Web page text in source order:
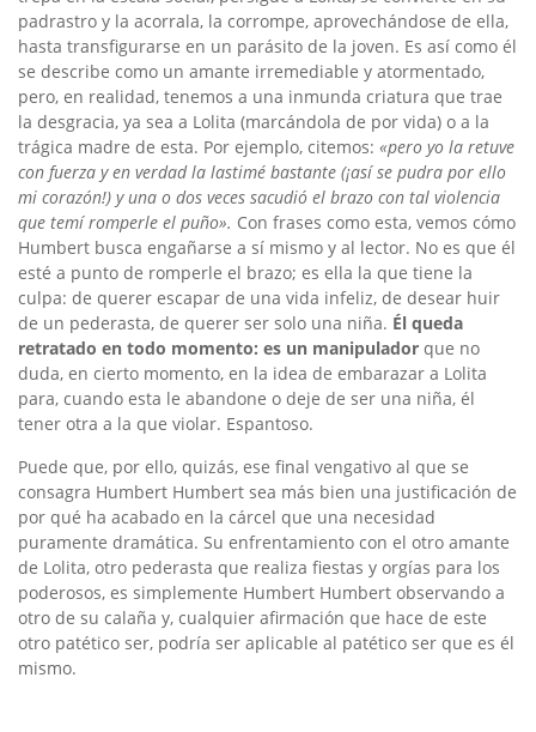
padrastro y la acorrala, la corrompe, aprovechándose de ella,
hasta transfigurarse en un parásito de la joven. Es así como él
se describe como un amante irremediable y atormentado,
pero, en realidad, tenemos a una inmunda criatura que trae
la desgracia, ya sea a Lolita (marcándola de por vida) o a la
trágica madre de esta. Por ejemplo, citemos: «pero yo la retuve
con fuerza y en verdad la lastimé bastante (¡así se pudra por ello
mi corazón!) y una o dos veces sacudió el brazo con tal violencia
que temí romperle el puño». Con frases como esta, vemos cómo
Humbert busca engañarse a sí mismo y al lector. No es que él
esté a punto de romperle el brazo; es ella la que tiene la
culpa: de querer escapar de una vida infeliz, de desear huir
de un pederasta, de querer ser solo una niña. Él queda
retratado en todo momento: es un manipulador que no
duda, en cierto momento, en la idea de embarazar a Lolita
para, cuando esta le abandone o deje de ser una niña, él
tener otra a la que violar. Espantoso.
Puede que, por ello, quizás, ese final vengativo al que se
consagra Humbert Humbert sea más bien una justificación de
por qué ha acabado en la cárcel que una necesidad
puramente dramática. Su enfrentamiento con el otro amante
de Lolita, otro pederasta que realiza fiestas y orgías para los
poderosos, es simplemente Humbert Humbert observando a
otro de su calaña y, cualquier afirmación que hace de este
otro patético ser, podría ser aplicable al patético ser que es él
mismo.